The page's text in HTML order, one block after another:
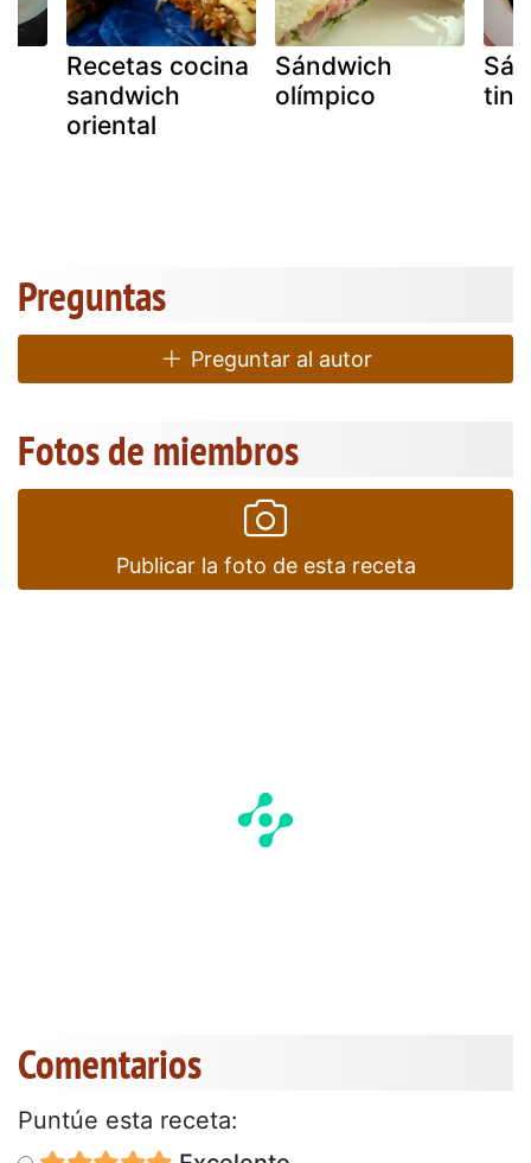
Recetas cocina
sandwich
oriental
Sándwich
olímpico
Preguntas
Preguntar al autor
Fotos de miembros
Publicar la foto de esta receta
Comentarios
Puntúe esta receta: